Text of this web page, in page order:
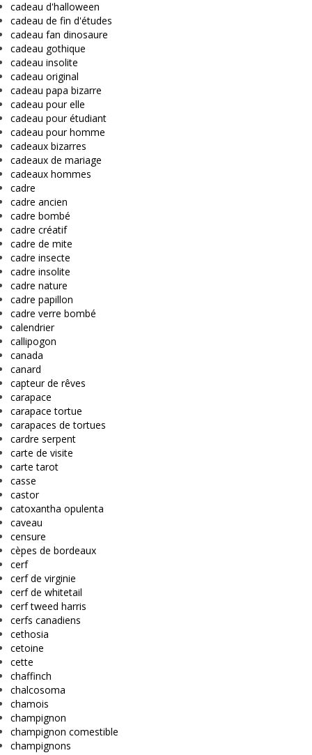
cadeau d'halloween
cadeau de fin d'études
cadeau fan dinosaure
cadeau gothique
cadeau insolite
cadeau original
cadeau papa bizarre
cadeau pour elle
cadeau pour étudiant
cadeau pour homme
cadeaux bizarres
cadeaux de mariage
cadeaux hommes
cadre
cadre ancien
cadre bombé
cadre créatif
cadre de mite
cadre insecte
cadre insolite
cadre nature
cadre papillon
cadre verre bombé
calendrier
callipogon
canada
canard
capteur de rêves
carapace
carapace tortue
carapaces de tortues
cardre serpent
carte de visite
carte tarot
casse
castor
catoxantha opulenta
caveau
censure
cèpes de bordeaux
cerf
cerf de virginie
cerf de whitetail
cerf tweed harris
cerfs canadiens
cethosia
cetoine
cette
chaffinch
chalcosoma
chamois
champignon
champignon comestible
champignons